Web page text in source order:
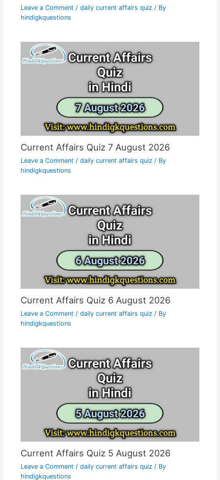
Leave a Comment / daily current affairs quiz/ By
hindigkquestions
Current Affairs Quiz 7 August 2026
Leave a Comment / daily current affairs quiz / By
hindigkquestions
Current Affairs Quiz 6 August 2026
Leave a Comment / daily current affairs quiz / By
hindigkquestions
Current Affairs Quiz 5 August 2026
Leave a Comment / daily current affairs quiz / By
hindigkquestions